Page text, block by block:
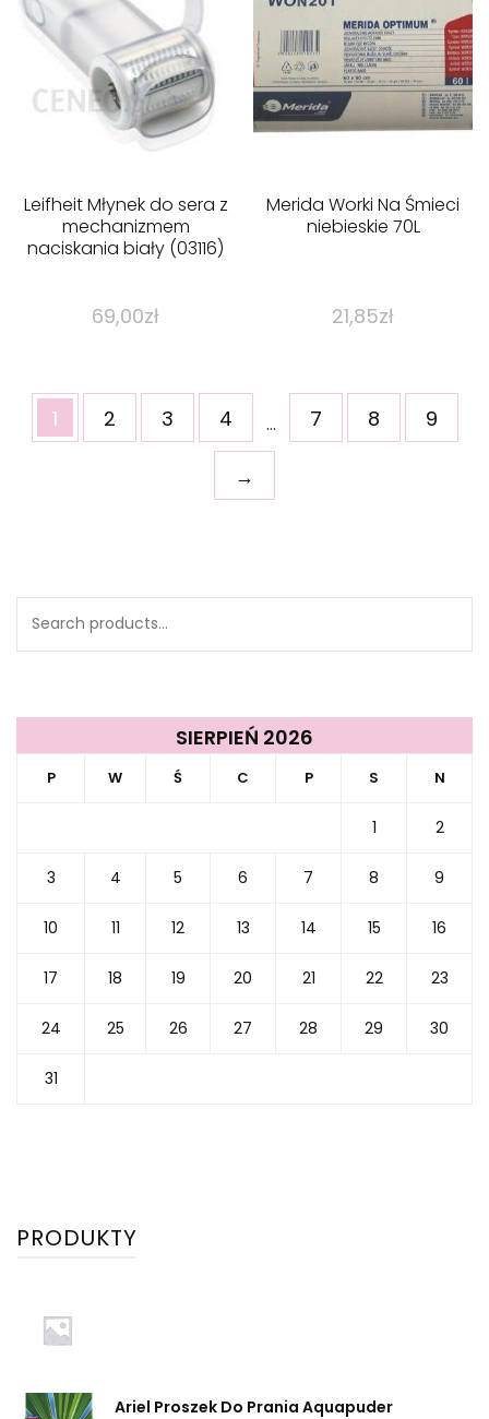
Leifheit Młynek do sera z
mechanizmem
naciskania biały (03116)
69,00zł
Merida Worki Na Śmieci
niebieskie 70L
21,85zł
1 2 3 4 … 7 8 9
→
Search
SIERPIEŃ 2026
P W Ś C P S N
1 2
3 4 5 6 7 8 9
10 11 12 13 14 15 16
17 18 19 20 21 22 23
24 25 26 27 28 29 30
31
PRODUKTY
Ariel Proszek Do Prania Aquapuder